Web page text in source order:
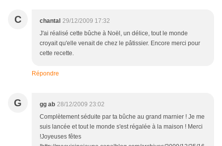
C chantal 29/12/2009 17:32
J'ai réalisé cette bûche à Noël, un délice, tout le monde
croyait qu'elle venait de chez le pâtissier. Encore merci pour
cette recette.
Répondre
G gg ab 28/12/2009 23:02
Complètement séduite par ta bûche au grand marnier ! Je me
suis lancée et tout le monde s'est régalée à la maison ! Merci
!Joyeuses fêtes